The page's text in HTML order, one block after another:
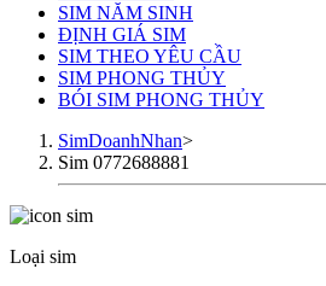
SIM NĂM SINH
ĐỊNH GIÁ SIM
SIM THEO YÊU CẦU
SIM PHONG THỦY
BÓI SIM PHONG THỦY
SimDoanhNhan>
Sim 0772688881
Loại sim